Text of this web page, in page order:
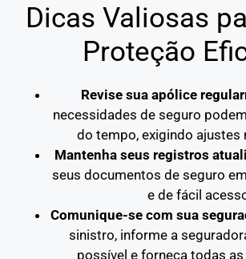
Dicas Valiosas
Proteção
Revise sua apólice
necessidades de seguro
do tempo, exigindo ajustes
Mantenha seus registros
seus documentos de seguro
e de fácil
Comunique-se com sua
sinistro, informe a
possível e forneça todas